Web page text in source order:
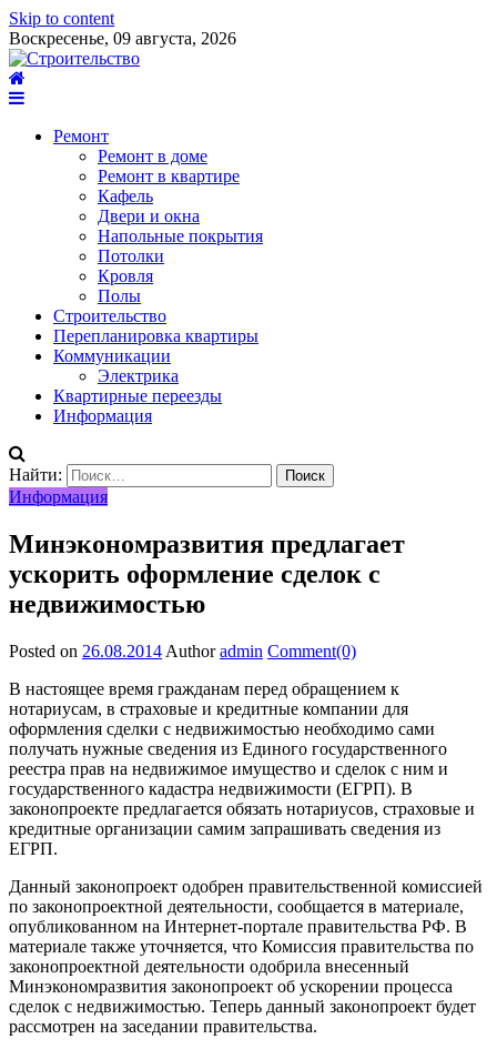
Skip to content
Воскресенье, 09 августа, 2026
Ремонт
Ремонт в доме
Ремонт в квартире
Кафель
Двери и окна
Напольные покрытия
Потолки
Кровля
Полы
Строительство
Перепланировка квартиры
Коммуникации
Электрика
Квартирные переезды
Информация
Найти:
Информация
Минэкономразвития предлагает
ускорить оформление сделок с
недвижимостью
Posted on 26.08.2014 Author admin Comment(0)
В настоящее время гражданам перед обращением к
нотариусам, в страховые и кредитные компании для
оформления сделки с недвижимостью необходимо сами
получать нужные сведения из Единого государственного
реестра прав на недвижимое имущество и сделок с ним и
государственного кадастра недвижимости (ЕГРП). В
законопроекте предлагается обязать нотариусов, страховые и
кредитные организации самим запрашивать сведения из
ЕГРП.
Данный законопроект одобрен правительственной комиссией
по законопроектной деятельности, сообщается в материале,
опубликованном на Интернет-портале правительства РФ. В
материале также уточняется, что Комиссия правительства по
законопроектной деятельности одобрила внесенный
Минэкономразвития законопроект об ускорении процесса
сделок с недвижимостью. Теперь данный законопроект будет
рассмотрен на заседании правительства.